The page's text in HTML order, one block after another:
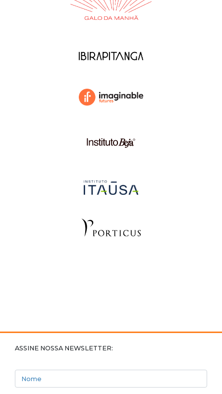
ASSINE NOSSA NEWSLETTER: